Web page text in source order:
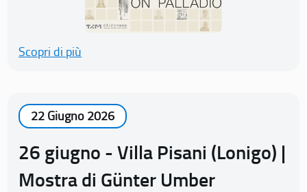
Scopri di più
22 Giugno 2026
26 giugno - Villa Pisani (Lonigo) |
Mostra di Günter Umber